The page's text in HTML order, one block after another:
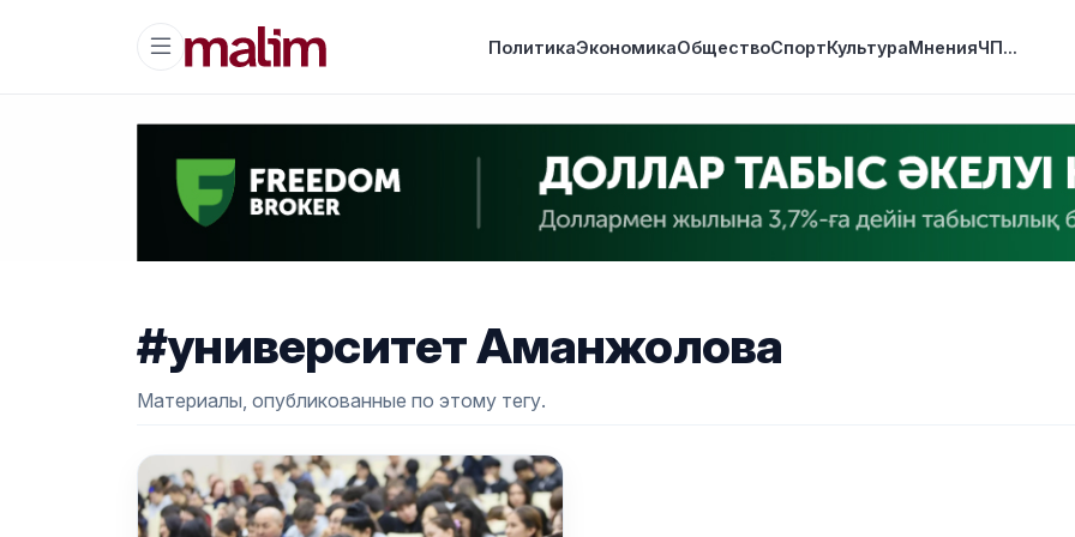
ПолитикаЭкономикаОбществоСпортКультураМненияЧП...
#университет Аманжолова
Материалы, опубликованные по этому тегу.